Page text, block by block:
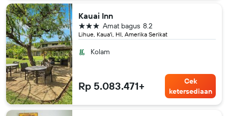
Kauai Inn
Lihue, Kaua'i, HI, Amerika Serikat
8.2
Amat bagus
bintang 3
Kolam
Rp 5.083.471+
Cek
ketersediaan